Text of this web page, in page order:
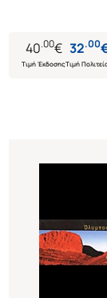
40.00€
Τιμή Έκδοσης
32.00
Τιμή